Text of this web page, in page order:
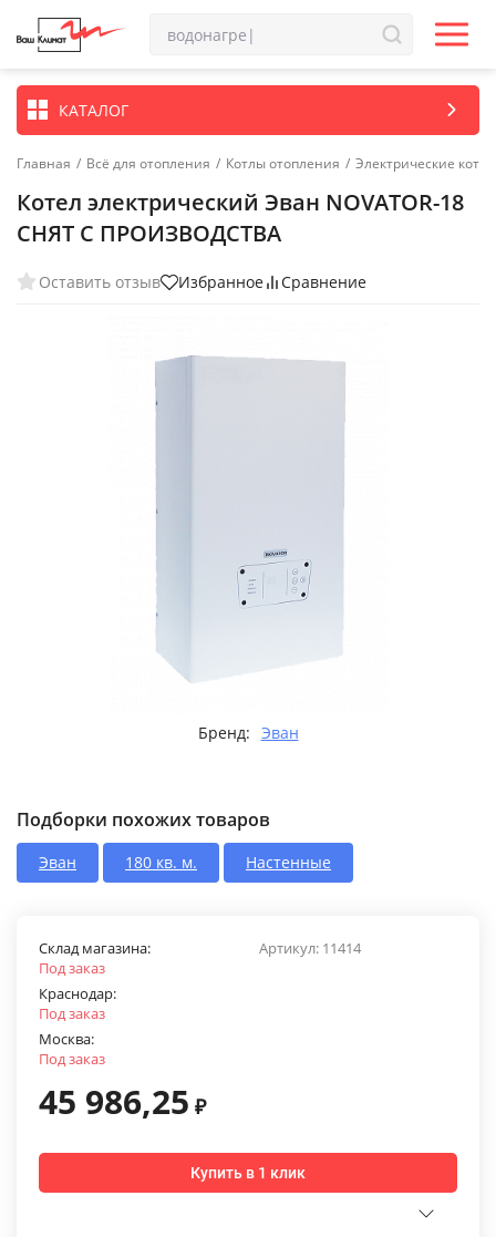
КАТАЛОГ
Главная / Всё для отопления / Котлы отопления / Электрические котлы
Котел электрический Эван NOVATOR-18
СНЯТ С ПРОИЗВОДСТВА
Оставить отзыв Избранное Сравнение
Бренд: Эван
Подборки похожих товаров
Эван 180 кв. м. Настенные
Артикул: 11414
Склад магазина:
Под заказ
Краснодар:
Под заказ
Москва:
Под заказ
45 986,25 ₽
Купить в 1 клик